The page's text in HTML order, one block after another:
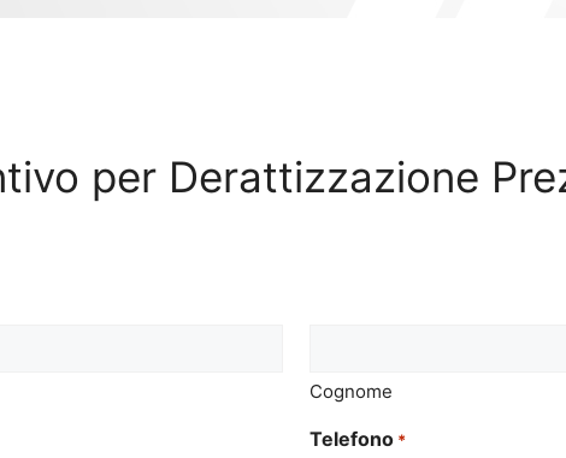
per Derattizzazione
Cognome
Telefono *